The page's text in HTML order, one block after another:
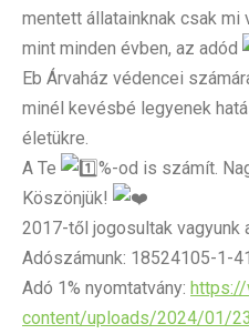
mentett állatainknak csak mi
mint minden évben, az adód
Eb Árvaház védencei
minél kevésbé legyenek
életükre.
A Te
%-od is számít.
Köszönjük!
2017-től jogosultak vagyunk
Adószámunk: 18524105-1-41
Adó 1% nyomtatvány: https://
content/uploads/2024/01/